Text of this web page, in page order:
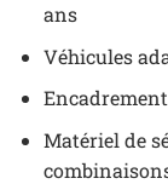
ans
Véhicules
Matériel de